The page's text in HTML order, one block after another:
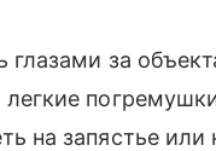
глазами за
на запястье или